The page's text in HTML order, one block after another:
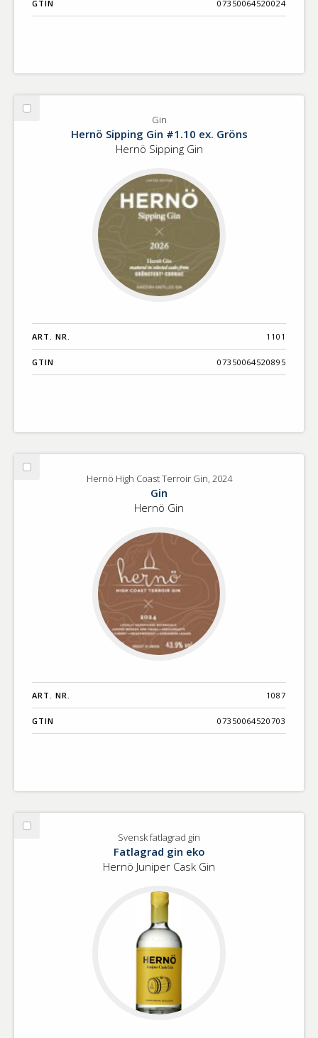
GTIN 07350064520024
Välj
Gin
Hernö Sipping Gin #1.10 ex. Gröns
Hernö Sipping Gin
ART. NR. 1101
GTIN 07350064520895
Välj
Hernö High Coast Terroir Gin, 2024
Gin
Hernö Gin
ART. NR. 1087
GTIN 07350064520703
Välj
Svensk fatlagrad gin
Fatlagrad gin eko
Hernö Juniper Cask Gin